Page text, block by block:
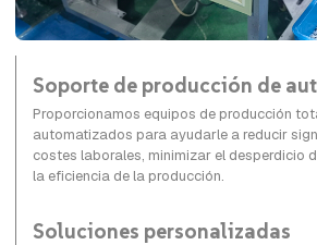
Soporte de producción de
Proporcionamos equipos de producción
automatizados para ayudarle a reducir
costes laborales, minimizar el desperdicio
la eficiencia de la producción.
Soluciones personalizadas